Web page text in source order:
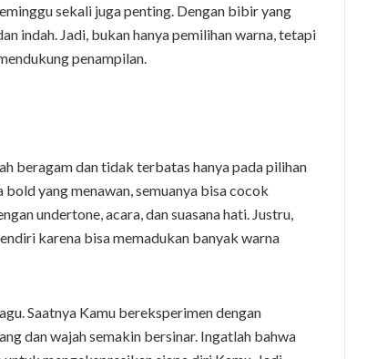
sekali juga penting. Dengan bibir yang
indah. Jadi, bukan hanya pemilihan warna, tetapi
penampilan.
beragam dan tidak terbatas hanya pada pilihan
yang menawan, semuanya bisa cocok
undertone, acara, dan suasana hati. Justru,
karena bisa memadukan banyak warna
Saatnya Kamu bereksperimen dengan
dan wajah semakin bersinar. Ingatlah bahwa